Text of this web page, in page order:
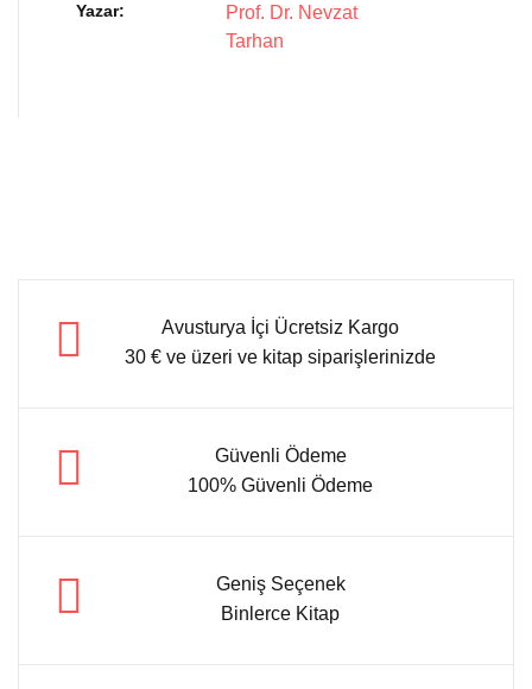
Yazar
Prof. Dr. Nevzat
Tarhan
Avusturya İçi Ücretsiz Kargo
30 € ve üzeri ve kitap siparişlerinizde
Güvenli Ödeme
100% Güvenli Ödeme
Geniş Seçenek
Binlerce Kitap